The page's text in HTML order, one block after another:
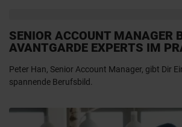
SENIOR ACCOUNT MANAGER
AVANTGARDE EXPERTS IM
Peter Han, Senior Account Manager, gibt Dir
spannende Berufsbild.